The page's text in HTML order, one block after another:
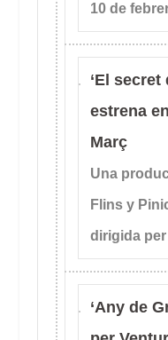
10 de
‘El secret
estrena
Març
Una
Flins y
dirigida
‘Any de